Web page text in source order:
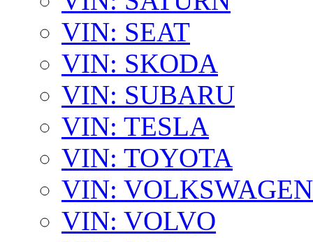
VIN: SEAT
VIN: SKODA
VIN: SUBARU
VIN: TESLA
VIN: TOYOTA
VIN: VOLKSWAGEN
VIN: VOLVO